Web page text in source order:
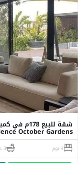
شقة للبيع
October Gardens
4 نوم 3 حمام